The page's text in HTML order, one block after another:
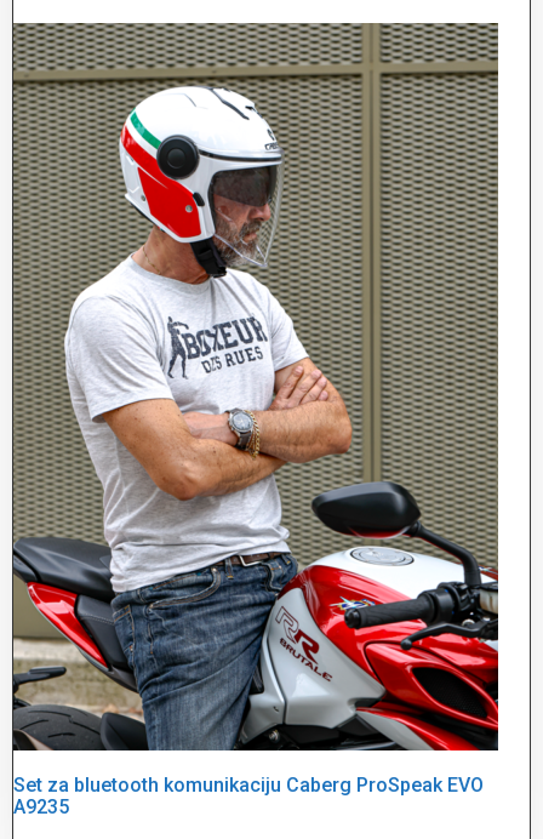
Set za bluetooth komunikaciju Caberg ProSpeak EVO
A9235